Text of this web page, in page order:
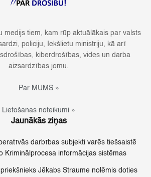
medijs tiem, kam rūp aktuālākais par valsts
policiju, Iekšlietu ministriju, kā arī
kiberdrošības, vides un darba
aizsardzības jomu.
Par MUMS »
Lietošanas noteikumi »
Jaunākās ziņas
darbības subjekti varēs tiešsaistē
Kriminālprocesa informācijas sistēmas
Jēkabs Straume nolēmis doties